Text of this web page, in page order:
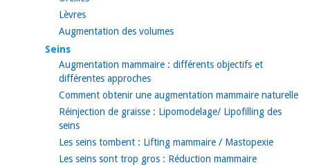
Lèvres
Augmentation des volumes
Seins
Augmentation mammaire : différents objectifs et
différentes approches
Comment obtenir une augmentation mammaire naturelle
Réinjection de graisse : Lipomodelage/ Lipofilling des
seins
Les seins tombent : Lifting mammaire / Mastopexie
Les seins sont trop gros : Réduction mammaire